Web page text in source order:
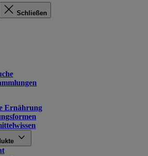
Schließen
Ernährung